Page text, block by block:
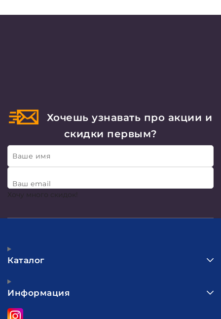
Хочешь узнавать про акции и
скидки первым?
Ваше имя
Ваш email
Хочу много скидок!
Каталог
Информация